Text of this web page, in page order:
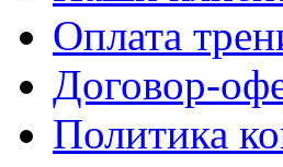
Оплата
Договор-
Политика